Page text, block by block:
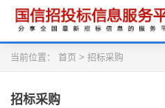
当前位置： 首页 > 招标采购
招标采购